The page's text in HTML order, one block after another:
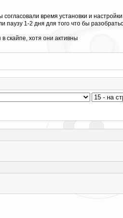
время установки и
паузу 1-2 дня для того что бы
скайпе, хотя они активны